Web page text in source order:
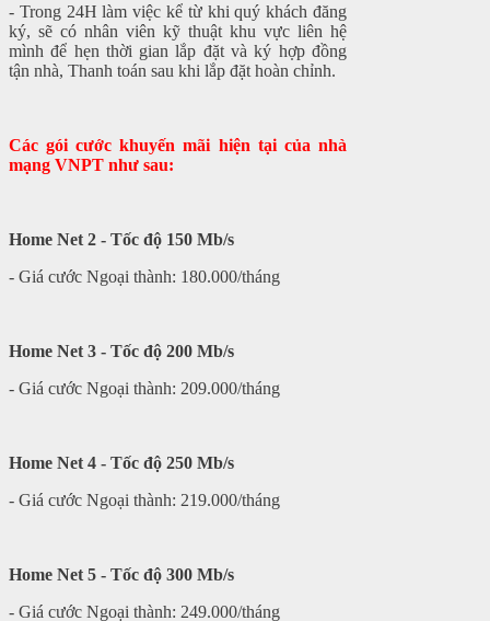
- Trong 24H làm việc kể từ khi quý khách đăng
ký, sẽ có nhân viên kỹ thuật khu vực liên hệ
mình để hẹn thời gian lắp đặt và ký hợp đồng
tận nhà, Thanh toán sau khi lắp đặt hoàn chỉnh.
Các gói cước khuyến mãi hiện tại của nhà
mạng VNPT như sau:
Home Net 2 - Tốc độ 150 Mb/s
- Giá cước Ngoại thành: 180.000/tháng
Home Net 3 - Tốc độ 200 Mb/s
- Giá cước Ngoại thành: 209.000/tháng
Home Net 4 - Tốc độ 250 Mb/s
- Giá cước Ngoại thành: 219.000/tháng
Home Net 5 - Tốc độ 300 Mb/s
- Giá cước Ngoại thành: 249.000/tháng